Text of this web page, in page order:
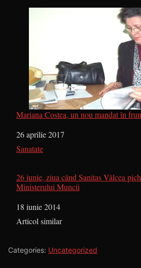
Mariana Costea, un nou mandat în
Dată
26 aprilie 2017
În legătură cu
Sanatate
26 iunie, ziua când Sanitas Vâlcea
Ministerului Muncii
Dată
18 iunie 2014
În legătură cu
Articol similar
Categories: Uncategorized